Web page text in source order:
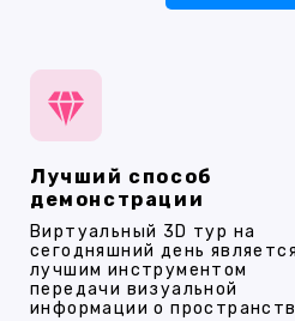
Лучший способ
демонстрации
Виртуальный 3D тур на
сегодняшний день является
лучшим инструментом
передачи визуальной
информации о